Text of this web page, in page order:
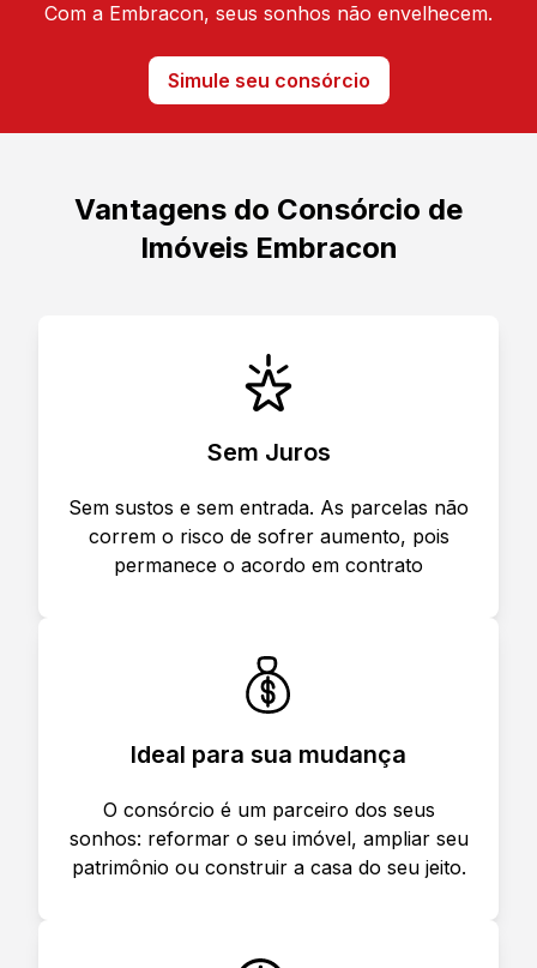
Com a Embracon, seus sonhos não envelhecem.
Simule seu consórcio
Vantagens do Consórcio de
Imóveis Embracon
Sem Juros
Sem sustos e sem entrada. As parcelas não
correm o risco de sofrer aumento, pois
permanece o acordo em contrato
Ideal para sua mudança
O consórcio é um parceiro dos seus
sonhos: reformar o seu imóvel, ampliar seu
patrimônio ou construir a casa do seu jeito.